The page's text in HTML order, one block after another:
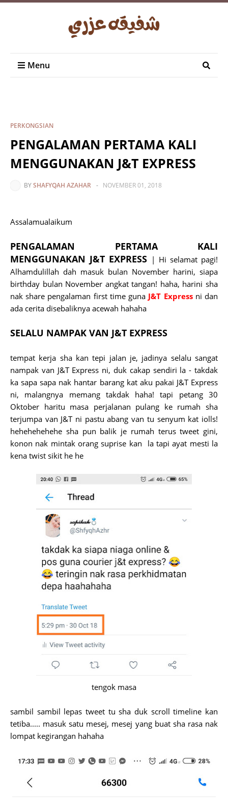
Menu
PERKONGSIAN
PENGALAMAN PERTAMA KALI
MENGGUNAKAN J&T EXPRESS
BYSHAFYQAH AZAHAR - NOVEMBER 01, 2018
Assalamualaikum
PENGALAMAN PERTAMA KALI
MENGGUNAKAN J&T EXPRESS | Hi selamat pagi!
Alhamdulillah dah masuk bulan November harini, siapa
birthday bulan November angkat tangan! haha, harini sha
nak share pengalaman first time guna J&T Expressni dan
ada cerita disebaliknya acewah hahaha
SELALU NAMPAK VAN J&T EXPRESS
tempat kerja sha kan tepi jalan je, jadinya selalu sangat
nampak van J&T Express ni, duk cakap sendiri la - takdak
ka sapa sapa nak hantar barang kat aku pakai J&T Express
ni, malangnya memang takdak haha! tapi petang 30
Oktober haritu masa perjalanan pulang ke rumah sha
terjumpa van J&T ni pastu abang van tu senyum kat iolls!
hehehehehehe sha pun balik je rumah terus tweet gini,
konon nak mintak orang suprise kan la tapi ayat mesti la
kena twist sikit he he
tengok masa
sambil sambil lepas tweet tu sha duk scroll timeline kan
tetiba..... masuk satu mesej, mesej yang buat sha rasa nak
lompat kegirangan hahaha